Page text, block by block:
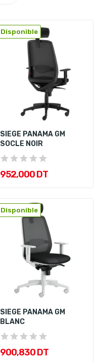
Disponible
SIEGE PANAMA GM
SOCLE NOIR
952,000 DT
Disponible
SIEGE PANAMA GM
BLANC
900,830 DT